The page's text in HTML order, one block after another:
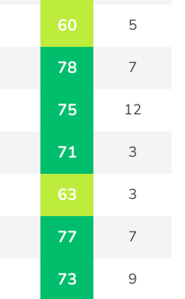
60 5
78 7
75 12
71 3
63 3
77 7
73 9